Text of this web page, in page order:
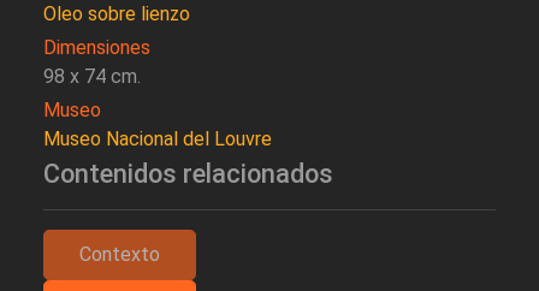
Oleo sobre lienzo
Dimensiones
98 x 74 cm.
Museo
Museo Nacional del Louvre
Contenidos relacionados
Contexto